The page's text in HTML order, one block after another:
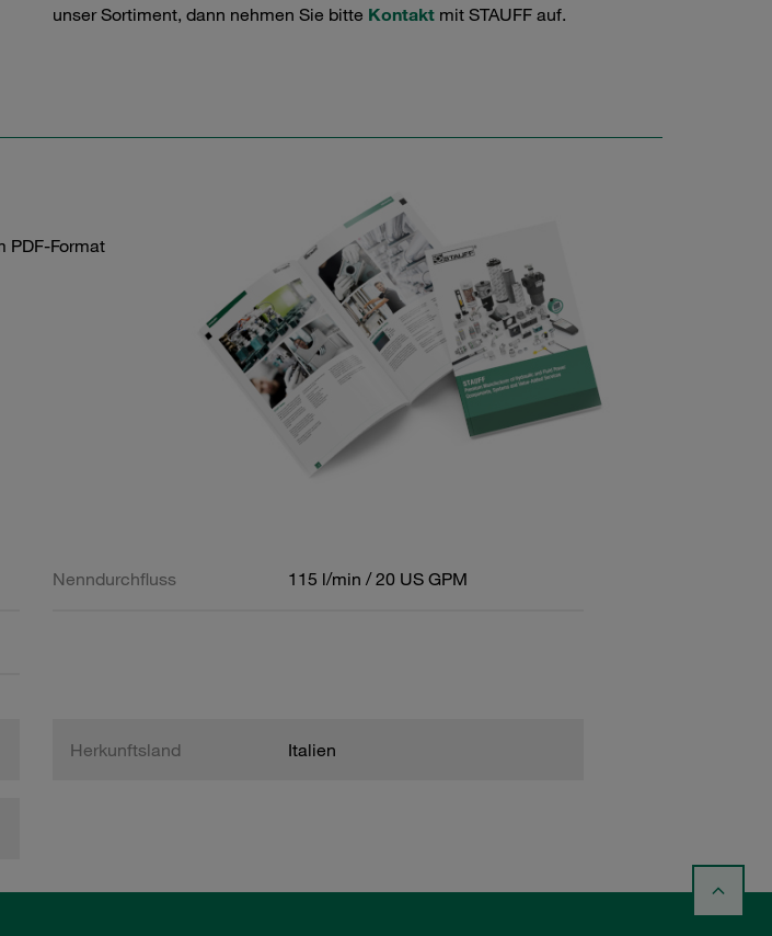
unser Sortiment, dann nehmen Sie bitte Kontakt mit STAUFF auf.
PDF-Format
Nenndurchfluss 115 l/min / 20 US GPM
Herkunftsland Italien